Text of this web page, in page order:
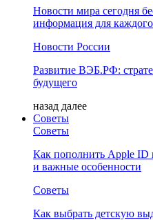
Новости мира сегодня
информация для каждого
Новости России
Развитие ВЭБ.РФ:
будущего
назад далее
Советы
Советы
Как пополнить Apple ID
и важные особенности
Советы
Как выбрать детскую